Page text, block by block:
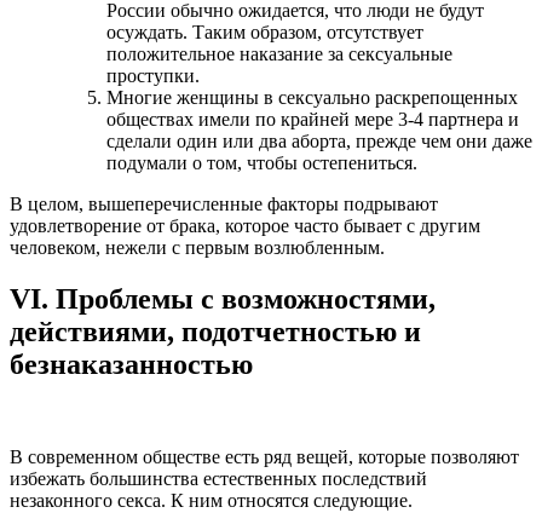
России обычно ожидается, что люди не будут
осуждать. Таким образом, отсутствует
положительное наказание за сексуальные
проступки.
Многие женщины в сексуально раскрепощенных
обществах имели по крайней мере 3-4 партнера и
сделали один или два аборта, прежде чем они даже
подумали о том, чтобы остепениться.
В целом, вышеперечисленные факторы подрывают
удовлетворение от брака, которое часто бывает с другим
человеком, нежели с первым возлюбленным.
VI. Проблемы с возможностями,
действиями, подотчетностью и
безнаказанностью
В современном обществе есть ряд вещей, которые позволяют
избежать большинства естественных последствий
незаконного секса. К ним относятся следующие.